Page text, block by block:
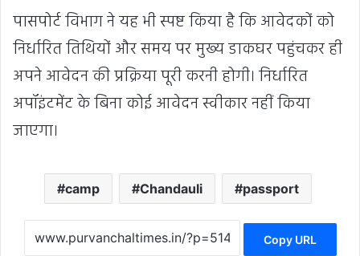
पासपोर्ट विभाग ने यह भी स्पष्ट किया है कि आवेदकों को
निर्धारित तिथियों और समय पर मुख्य डाकघर पहुंचकर ही
अपने आवेदन की प्रक्रिया पूरी करनी होगी। निर्धारित
अपॉइंटमेंट के बिना कोई आवेदन स्वीकार नहीं किया
जाएगा।
camp Chandauli passport
Copy URL